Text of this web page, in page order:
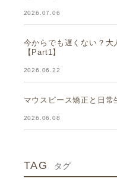
2026.07.06
今からでも遅くない？大
【Part1】
2026.06.22
マウスピース矯正と日
2026.06.08
TAG タグ